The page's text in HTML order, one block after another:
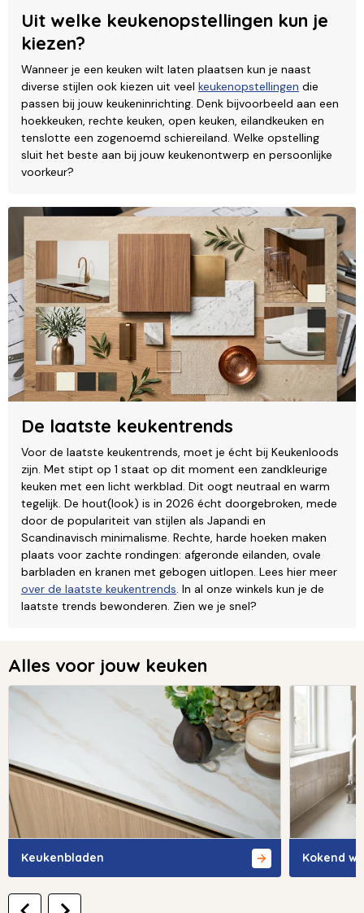
Uit welke keukenopstellingen kun je
kiezen?
Wanneer je een keuken wilt laten plaatsen kun je naast
diverse stijlen ook kiezen uit veel keukenopstellingen die
passen bij jouw keukeninrichting. Denk bijvoorbeeld aan een
hoekkeuken, rechte keuken, open keuken, eilandkeuken en
tenslotte een zogenoemd schiereiland. Welke opstelling
sluit het beste aan bij jouw keukenontwerp en persoonlijke
voorkeur?
De laatste keukentrends
Voor de laatste keukentrends, moet je écht bij Keukenloods
zijn. Met stipt op 1 staat op dit moment een zandkleurige
keuken met een licht werkblad. Dit oogt neutraal en warm
tegelijk. De hout(look) is in 2026 écht doorgebroken, mede
door de populariteit van stijlen als Japandi en
Scandinavisch minimalisme. Rechte, harde hoeken maken
plaats voor zachte rondingen: afgeronde eilanden, ovale
barbladen en kranen met gebogen uitlopen. Lees hier meer
over de laatste keukentrends. In al onze winkels kun je de
laatste trends bewonderen. Zien we je snel?
Alles voor jouw keuken
Keukenbladen Kokend